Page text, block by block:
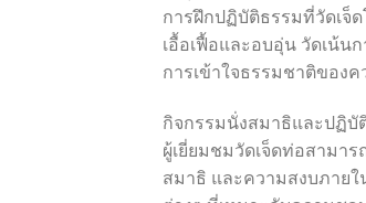
การฝึกปฏิบัติธรรมที่วัดเจ็
เอื้อเฟื้อและอบอุ่น วัดเน้น
การเข้าใจธรรมชาติของ
กิจกรรมนั่งสมาธิและปฏิบั
ผู้เยี่ยมชมวัดเจ็ดท่อสามา
สมาธิ และความสงบภาย